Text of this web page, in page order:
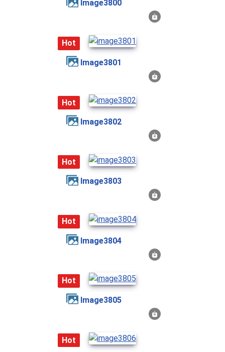
image3800
Hot
image3801
Hot
image3802
Hot
image3803
Hot
image3804
Hot
image3805
Hot